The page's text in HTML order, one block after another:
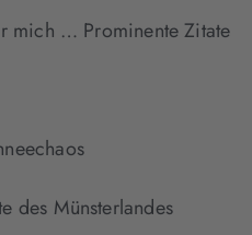
mich … Prominente Zitate
des Münsterlandes